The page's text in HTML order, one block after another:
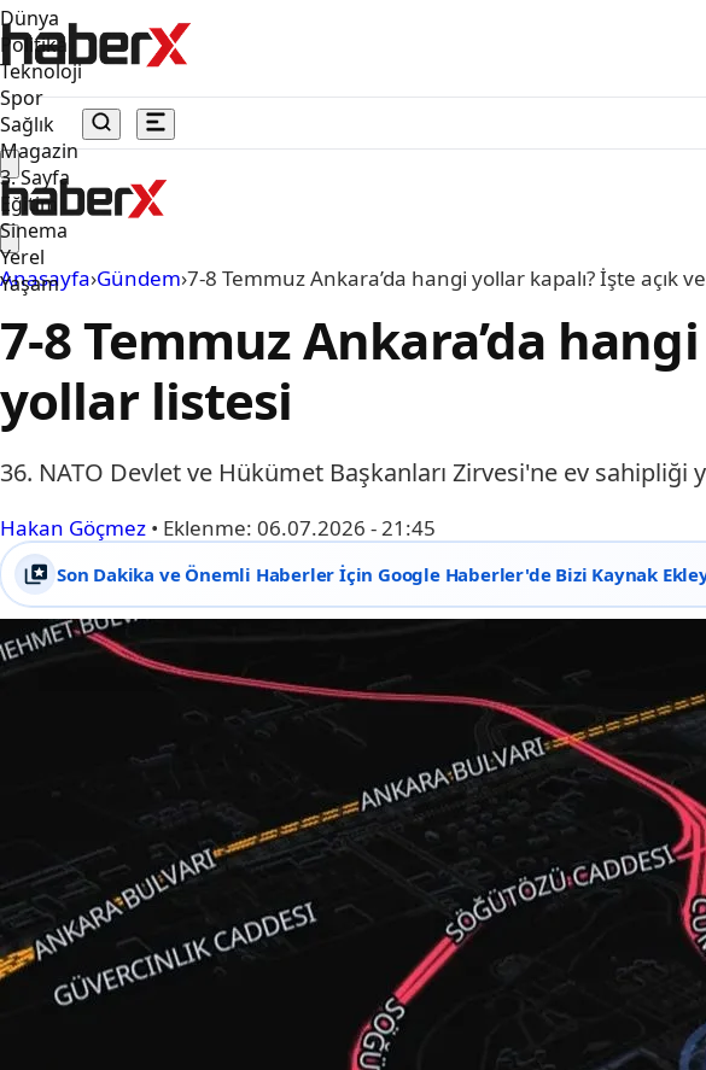
Dünya
Politika
Teknoloji
Spor
Sağlık
Magazin
3. Sayfa
Eğitim
Sinema
Yerel
Yaşam
Anasayfa›Gündem›7-8 Temmuz Ankara’da hangi yollar kapalı? İşte açık
7-8 Temmuz Ankara’da
yollar listesi
36. NATO Devlet ve Hükümet Başkanları Zirvesi'ne ev
Hakan Göçmez • Eklenme: 06.07.2026 - 21:45
Son Dakika ve Önemli Haberler İçin Google Haberler'de Bizi Kaynak